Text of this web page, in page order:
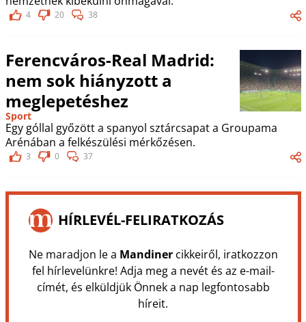
4 20 38
Ferencváros-Real Madrid:
nem sok hiányzott a
meglepetéshez
Sport
Egy góllal győzött a spanyol sztárcsapat a Groupama
Arénában a felkészülési mérkőzésen.
3 0 37
HÍRLEVÉL-FELIRATKOZÁS
Ne maradjon le a Mandinercikkeiről, iratkozzon
fel hírlevelünkre! Adja meg a nevét és az e-mail-
címét, és elküldjük Önnek a nap legfontosabb
híreit.